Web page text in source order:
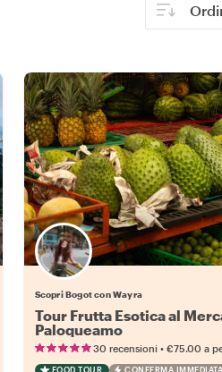
Scopri Bogot con Wayra
Tour Frutta Esotica al
Paloqueamo
30 recensioni• €75.00 a
FOOD TOUR CONFERMA IMMEDIATA